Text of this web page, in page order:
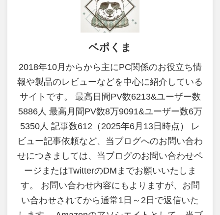
ベポくま
2018年10月からから主にPC関係のお役立ち情
報や製品のレビューなどを中心に紹介している
サイトです。 最高日間PV数6213&ユーザー数
5886人 最高月間PV数8万9091&ユーザー数6万
5350人 記事数612（2025年6月13日時点） レ
ビュー記事依頼など、当ブログへのお問い合わ
せにつきましては、当ブログのお問い合わせペ
ージまたはTwitterのDMまでお願いいたしま
す。 お問い合わせ内容にもよりますが、お問
い合わせされてから通常1日～2日で返信いた